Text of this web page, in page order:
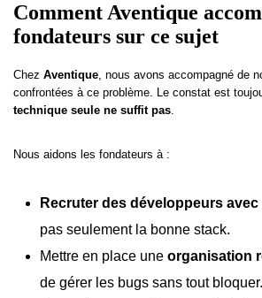
Comment Aventique
fondateurs sur ce sujet
Chez Aventique, nous avons accompagné de
confrontées à ce problème. Le constat est
technique seule ne suffit pas.
Nous aidons les fondateurs à :
Recruter des développeurs
pas seulement la bonne stack.
Mettre en place une organisation
de gérer les bugs sans tout bloquer.